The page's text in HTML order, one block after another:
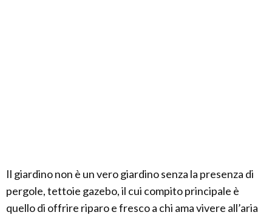
Il giardino non è un vero giardino senza la presenza di
pergole, tettoie gazebo, il cui compito principale è
quello di offrire riparo e fresco a chi ama vivere all’aria